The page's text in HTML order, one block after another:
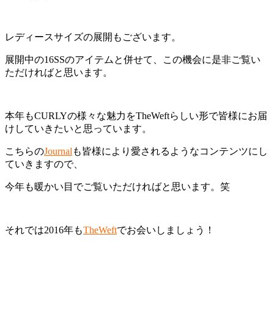
レディースサイズの展開もございます。
展開中の16SSのアイテムと併せて、この機会に是非ご覧い
ただければと思います。
本年もCURLYの様々な魅力をTheWeftらしい形で皆様にお届
けしていきたいと思っています。
こちらのJournal も皆様により愛されるようなコンテンツにし
ていきますので、
今年も暖かい目でご覧いただければと思います。笑
それでは2016年もTheWeftでお会いしましょう！